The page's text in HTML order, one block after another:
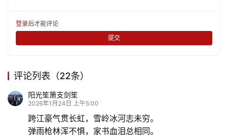
登录后才能评论
提交
评论列表（22条）
阳光笙箫支剑笙
2026年1月24日 上午5:00
跨江豪气贯长虹，雪岭冰河志未穷。
弹雨枪林浑不惧，家书血泪总相同。